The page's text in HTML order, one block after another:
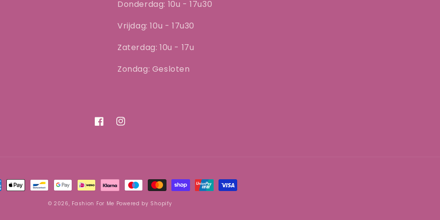
Donderdag: 10u - 17u30
Vrijdag: 10u - 17u30
Zaterdag: 10u - 17u
Zondag: Gesloten
FacebookInstagram
© 2026, Fashion For Me Powered by Shopify